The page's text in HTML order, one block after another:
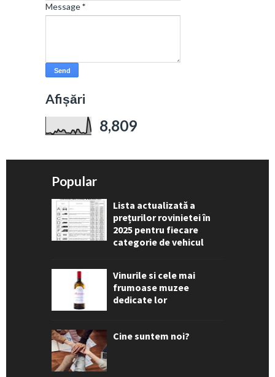
Message*
Afișări
8,809
Popular
Lista actualizată a
prețurilor rovinietei în
2025 pentru fiecare
categorie de vehicul
Vinurile si cele mai
frumoase muzee
dedicate lor
Cine suntem noi?